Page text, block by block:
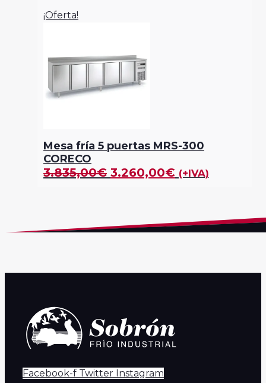
¡Oferta!
Mesa fría 5 puertas MRS-300
CORECO
3.835,00€ 3.260,00€ (+IVA)
Facebook-f Twitter Instagram